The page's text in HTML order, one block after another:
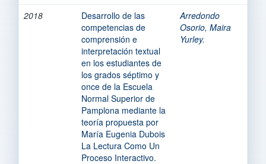
2018
Desarrollo de las
competencias de
comprensión e
interpretación textual
en los estudiantes de
los grados séptimo y
once de la Escuela
Normal Superior de
Pamplona mediante la
teoría propuesta por
María Eugenia Dubois
La Lectura Como Un
Proceso Interactivo.
Arredondo
Osorio, Maira
Yurley.